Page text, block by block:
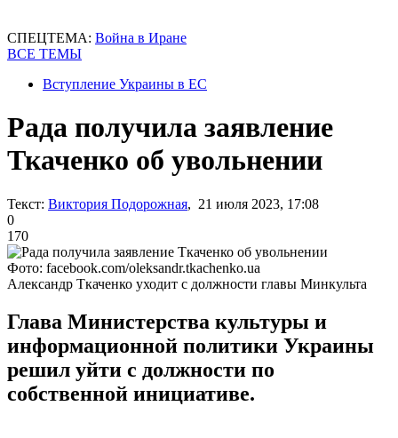
СПЕЦТЕМА: Война в Иране
ВСЕ ТЕМЫ
Вступление Украины в ЕС
Рада получила заявление
Ткаченко об увольнении
Текст: Виктория Подорожная, 21 июля 2023, 17:08
0
170
Фото: facebook.com/oleksandr.tkachenko.ua
Александр Ткаченко уходит с должности главы Минкульта
Глава Министерства культуры и
информационной политики Украины
решил уйти с должности по
собственной инициативе.